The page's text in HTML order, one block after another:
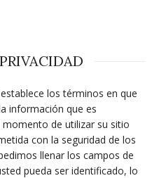
los términos en que
información que es
de utilizar su sitio
con la seguridad de los
llenar los campos de
pueda ser identificado, lo